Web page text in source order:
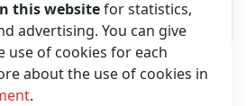
(Occasion) | Mindray
this websitefor statistics,
advertising. You can give
use of cookies for each
about the use of cookies in
.